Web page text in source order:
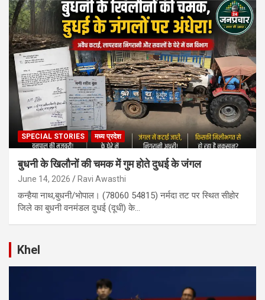
SPECIAL STORIES मध्य प्रदेश
बुधनी के खिलौनों की चमक में गुम होते दुधई के जंगल
June 14, 2026 Ravi Awasthi
कन्हैया नाथ,बुधनी/भोपाल। (78060 54815) नर्मदा तट पर स्थित सीहोर
जिले का बुधनी वनमंडल दुधई (दूधी) के…
Khel